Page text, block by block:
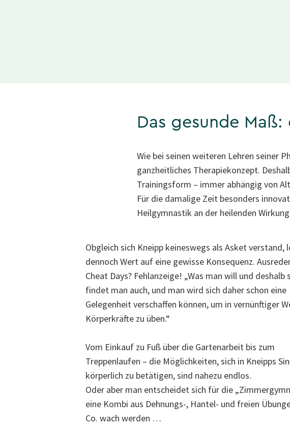
Das gesunde
Wie bei seinen weiteren Lehren seiner
ganzheitliches Therapiekonzept.
Trainingsform – immer abhängig von
Für die damalige Zeit besonders
Heilgymnastik an der heilenden
Obgleich sich Kneipp keineswegs als Asket verstand,
dennoch Wert auf eine gewisse Konsequenz.
Cheat Days? Fehlanzeige! „Was man will und deshalb
findet man auch, und man wird sich daher schon eine
Gelegenheit verschaffen können, um in vernünftiger
Körperkräfte zu üben.“
Vom Einkauf zu Fuß über die Gartenarbeit bis zum
Treppenlaufen – die Möglichkeiten, sich in Kneipps
körperlich zu betätigen, sind nahezu endlos.
Oder aber man entscheidet sich für die
eine Kombi aus Dehnungs-, Hantel- und freien
Co. wach werden …